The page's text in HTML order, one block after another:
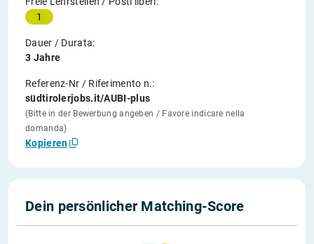
1
Dauer / Durata:
3 Jahre
Referenz-Nr / Riferimento n.:
südtirolerjobs.it/AUBI-plus
(Bitte in der Bewerbung angeben / Favore indicare nella
domanda)
Kopieren
Dein persönlicher Matching-Score